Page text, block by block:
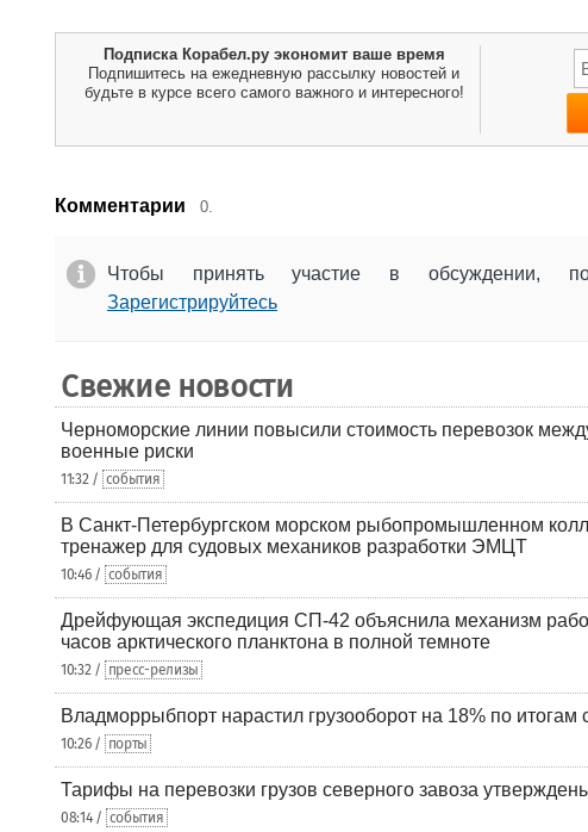
Подписка Корабел.ру экономит ваше время
Подпишитесь на ежедневную рассылку новостей и
будьте в курсе всего самого важного и интересного!
Комментарии 0.
Чтобы принять участие в обсуждении,
Зарегистрируйтесь
Свежие новости
Черноморские линии повысили стоимость перевозок
военные риски
11:32 / события
В Санкт-Петербургском морском рыбопромышленном
тренажер для судовых механиков разработки ЭМЦТ
10:46 / события
Дрейфующая экспедиция СП-42 объяснила механизм
часов арктического планктона в полной темноте
10:32 / пресс-релизы
Владморрыбпорт нарастил грузооборот на 18% по итогам
10:26 / порты
Тарифы на перевозки грузов северного завоза
08:14 / события